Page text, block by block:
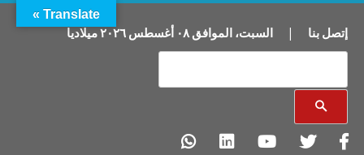
إتصل بنا | السبت، الموافق٠٨ أغسطس ٢٠٢٦ميلاديا
Translate »